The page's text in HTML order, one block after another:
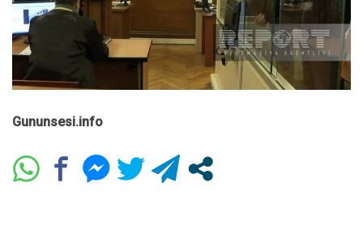
Gununsesi.info